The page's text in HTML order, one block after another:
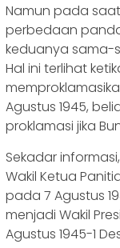
Namun pada
perbedaan
keduanya sama-
Hal ini terlihat
Agustus 1945,
proklamasi jika
Sekadar
Wakil Ketua
pada 7 Agustus
menjadi Wakil
Agustus 1945-1